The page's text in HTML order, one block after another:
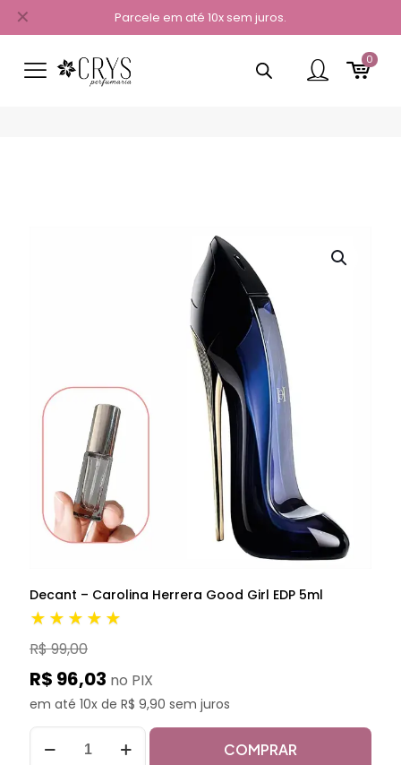
Parcele em até 10x sem juros.
✕
0
Decant – Carolina Herrera Good Girl EDP 5ml
★★★★★
R$ 99,00
R$ 96,03 no PIX
em até 10x de R$ 9,90 sem juros
COMPRAR